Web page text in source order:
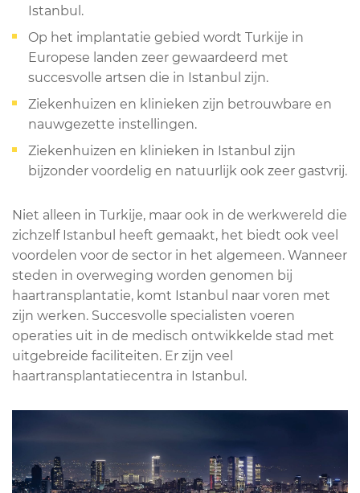
Istanbul.
Op het implantatie gebied wordt Turkije in
Europese landen zeer gewaardeerd met
succesvolle artsen die in Istanbul zijn.
Ziekenhuizen en klinieken zijn betrouwbare en
nauwgezette instellingen.
Ziekenhuizen en klinieken in Istanbul zijn
bijzonder voordelig en natuurlijk ook zeer gastvrij.
Niet alleen in Turkije, maar ook in de werkwereld die
zichzelf Istanbul heeft gemaakt, het biedt ook veel
voordelen voor de sector in het algemeen. Wanneer
steden in overweging worden genomen bij
haartransplantatie, komt Istanbul naar voren met
zijn werken. Succesvolle specialisten voeren
operaties uit in de medisch ontwikkelde stad met
uitgebreide faciliteiten. Er zijn veel
haartransplantatiecentra in Istanbul.